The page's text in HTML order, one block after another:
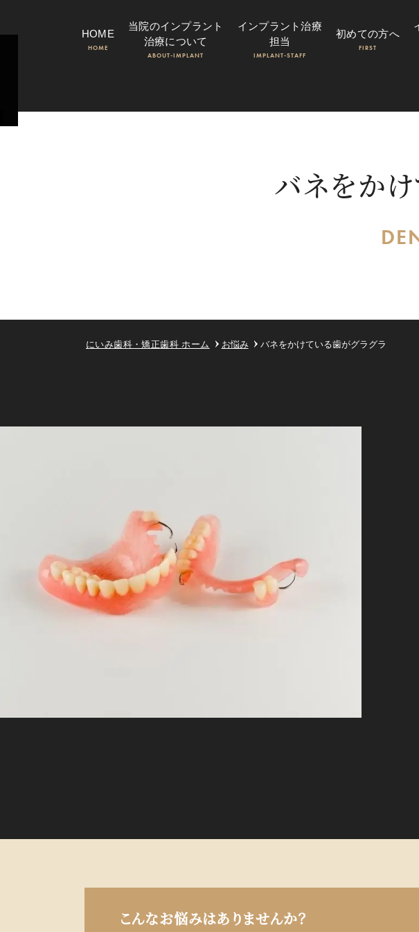
HOME
HOME
当院のインプラント
治療について
ABOUT-IMPLANT
インプラント治療
担当
IMPLANT-STAFF
初めての方へ
FIRST
バネをか
にいみ歯科・矯正歯科ホーム お悩み バネをかけている歯がグラグラ
こんなお悩みはありませんか？